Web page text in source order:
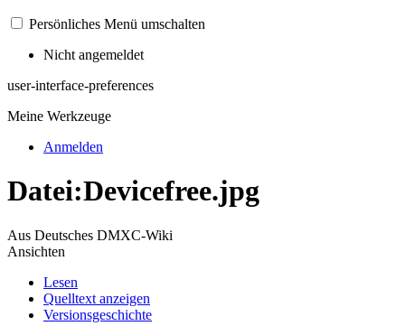
Persönliches Menü umschalten
Nicht angemeldet
user-interface-preferences
Meine Werkzeuge
Anmelden
Datei:Devicefree.jpg
Aus Deutsches DMXC-Wiki
Ansichten
Lesen
Quelltext anzeigen
Versionsgeschichte